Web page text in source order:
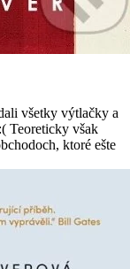
všetky výtlačky a
Teoreticky však
ktoré ešte